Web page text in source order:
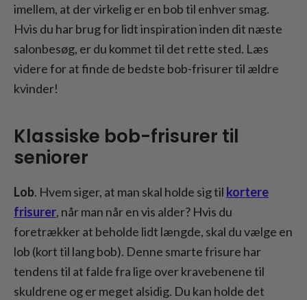
imellem, at der virkelig er en bob til enhver smag.
Hvis du har brug for lidt inspiration inden dit næste
salonbesøg, er du kommet til det rette sted. Læs
videre for at finde de bedste bob-frisurer til ældre
kvinder!
Klassiske bob-frisurer til
seniorer
Lob. Hvem siger, at man skal holde sig til kortere
frisurer, når man når en vis alder? Hvis du
foretrækker at beholde lidt længde, skal du vælge en
lob (kort til lang bob). Denne smarte frisure har
tendens til at falde fra lige over kravebenene til
skuldrene og er meget alsidig. Du kan holde det